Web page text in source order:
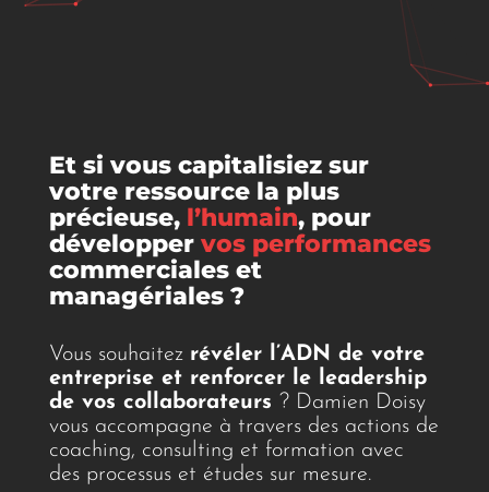
Et si vous capitalisiez sur
votre ressource la plus
précieuse, l’humain, pour
développer vos performances
commerciales et
managériales ?
Vous souhaitez révéler l’ADN de votre
entreprise et renforcer le leadership
de vos collaborateurs ? Damien Doisy
vous accompagne à travers des actions de
coaching, consulting et formation avec
des processus et études sur mesure.